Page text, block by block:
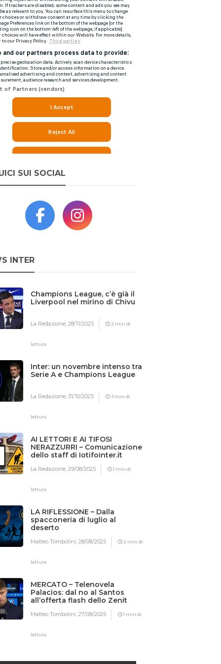
SUI SOCIAL
INTER
Champions League, c’è già il
Liverpool nel mirino di Chivu
La Redazione,28/11/2025 2 min di
lettura
Inter: un novembre intenso tra
Serie A e Champions League
La Redazione,31/10/2025 3 min di
lettura
AI LETTORI E AI TIFOSI
NERAZZURRI – Comunicazione
dello staff di Iotifointer.it
La Redazione,29/08/2025 1 min di
lettura
LA RIFLESSIONE – Dalla
spacconeria di luglio al
deserto
Matteo Tombolini,28/08/2025 2 min di
lettura
MERCATO – Telenovela
Palacios: dal no al Santos
all’offerta flash dello Zenit
Matteo Tombolini,27/08/2025 1 min di
lettura